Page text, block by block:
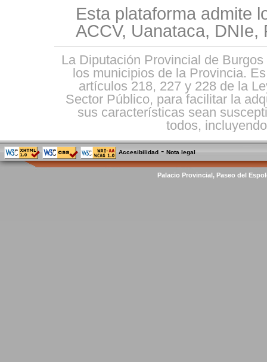
Esta plataforma admite
ACCV, Uanataca,
La Diputación Provincial de
los municipios de la Provincia.
artículos 218, 227 y 228 de la
Sector Público, para facilitar la
sus características sean
todos,
Accesibilidad -Nota legal
Palacio Provincial, Paseo del